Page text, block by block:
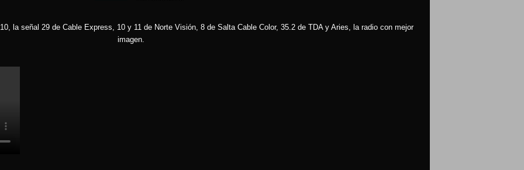
la señal 29 de Cable Express, 10 y 11 de Norte Visión, 8 de Salta Cable Color, 35.2 de TDA y Aries, la radio con mejor
imagen.